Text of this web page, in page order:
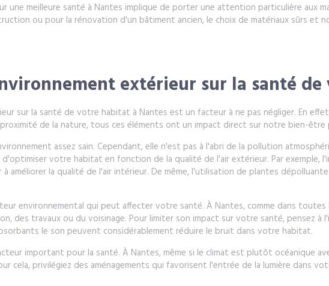
une meilleure santé à Nantes implique de porter une attention particulière aux
ou pour la rénovation d'un bâtiment ancien, le choix de matériaux sûrs et
extérieur sur la santé
sur la santé de votre habitat à Nantes est un facteur à ne pas négliger. En
de la nature, tous ces éléments ont un impact direct sur notre bien-être
assez sain. Cependant, elle n'est pas à l'abri de la pollution
votre habitat en fonction de la qualité de l'air extérieur. Par exemple,
améliorer la qualité de l'air intérieur. De même, l'utilisation de plantes
environnemental qui peut affecter votre santé. À Nantes, comme dans
des travaux ou du voisinage. Pour limiter son impact sur votre santé, pensez
le son peuvent considérablement réduire le bruit dans votre habitat.
important pour la santé. À Nantes, même si le climat est plutôt océanique
cela, privilégiez des aménagements qui favorisent l'entrée de la lumière dans